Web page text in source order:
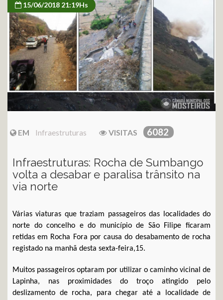
15/06/2018 21:19Hs
EM Infraestruturas VISITAS 6082
Infraestruturas: Rocha de Sumbango
volta a desabar e paralisa trânsito na
via norte
Várias viaturas que traziam passageiros das localidades do
norte do concelho e do município de São Filipe ficaram
retidas em Rocha Fora por causa do desabamento de rocha
registado na manhã desta sexta-feira,15.
Muitos passageiros optaram por utilizar o caminho vicinal de
Lapinha, nas proximidades do troço atingido pelo
deslizamento de rocha, para chegar até a localidade de